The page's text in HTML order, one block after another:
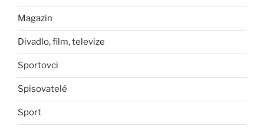
Magazín
Divadlo, film, televize
Sportovci
Spisovatelé
Sport